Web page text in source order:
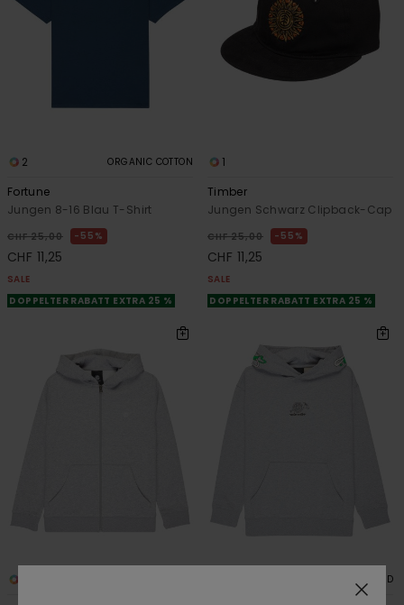
2 ORGANIC COTTON
Fortune
Jungen 8-16 Blau T-Shirt
CHF 25,00 55%
CHF 11,25
SALE
DOPPELTER RABATT EXTRA 25 %
1
Timber
Jungen Schwarz Clipback-Cap
CHF 25,00 55%
CHF 11,25
SALE
DOPPELTER RABATT EXTRA 25 %
RECYCLED